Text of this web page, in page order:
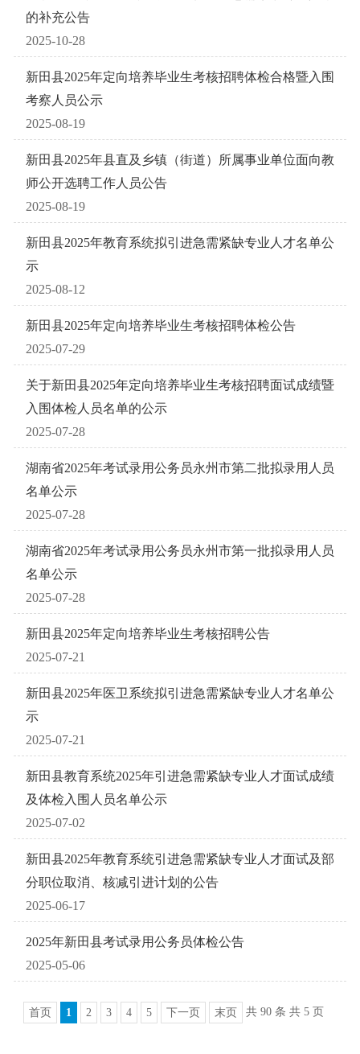
的补充公告
2025-10-28
新田县2025年定向培养毕业生考核招聘体检合格暨入围
考察人员公示
2025-08-19
新田县2025年县直及乡镇（街道）所属事业单位面向教
师公开选聘工作人员公告
2025-08-19
新田县2025年教育系统拟引进急需紧缺专业人才名单公
示
2025-08-12
新田县2025年定向培养毕业生考核招聘体检公告
2025-07-29
关于新田县2025年定向培养毕业生考核招聘面试成绩暨
入围体检人员名单的公示
2025-07-28
湖南省2025年考试录用公务员永州市第二批拟录用人员
名单公示
2025-07-28
湖南省2025年考试录用公务员永州市第一批拟录用人员
名单公示
2025-07-28
新田县2025年定向培养毕业生考核招聘公告
2025-07-21
新田县2025年医卫系统拟引进急需紧缺专业人才名单公
示
2025-07-21
新田县教育系统2025年引进急需紧缺专业人才面试成绩
及体检入围人员名单公示
2025-07-02
新田县2025年教育系统引进急需紧缺专业人才面试及部
分职位取消、核减引进计划的公告
2025-06-17
2025年新田县考试录用公务员体检公告
2025-05-06
首页 1 2 3 4 5 下一页 末页 共 90 条 共 5 页